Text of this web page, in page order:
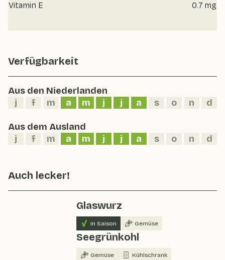
Vitamin E
0.7 mg
Verfügbarkeit
Aus den Niederlanden
j
f m a m j j a s o n d
Aus dem Ausland
j
f m a m j j a s o n d
Auch lecker!
Glaswurz
In Saison Gemüse
Seegrünkohl
Gemüse Kühlschrank